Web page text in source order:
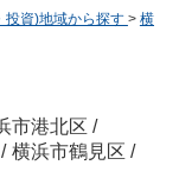
投資)地域から探す > 横
市港北区 /
/ 横浜市鶴見区 /